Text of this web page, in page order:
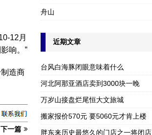
12月
响。”
造商
下一篇
舟山
近期文章
台风白海豚闭眼意味着什么
河北阿那亚酒店卖到3000块一晚
万岁山接盘烂尾恒大文旅城
搬家报价570元 要5060元才肯上楼
胖东来历史最悠久的门店之一将闭店